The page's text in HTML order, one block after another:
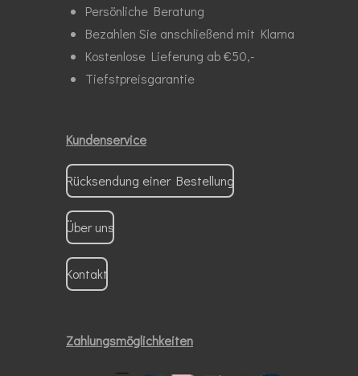
Persönliche Beratung
Bezahlen Sie anschließend mit Klarna
Kostenlose Lieferung ab €50,-
Tiefstpreisgarantie
Kundenservice
Rücksendung einer Bestellung
Über uns
Kontakt
Zahlungsmöglichkeiten